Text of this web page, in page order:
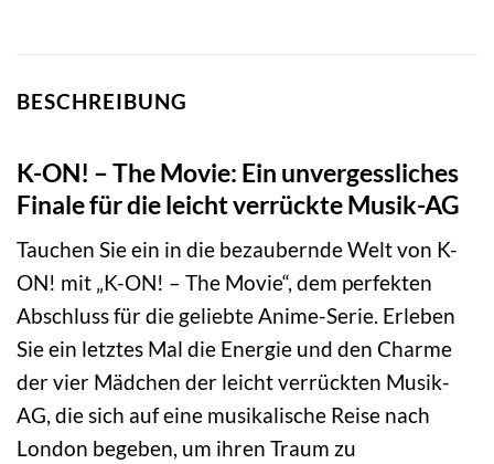
BESCHREIBUNG
K-ON! – The Movie: Ein unvergessliches
Finale für die leicht verrückte Musik-AG
Tauchen Sie ein in die bezaubernde Welt von K-
ON! mit „K-ON! – The Movie“, dem perfekten
Abschluss für die geliebte Anime-Serie. Erleben
Sie ein letztes Mal die Energie und den Charme
der vier Mädchen der leicht verrückten Musik-
AG, die sich auf eine musikalische Reise nach
London begeben, um ihren Traum zu